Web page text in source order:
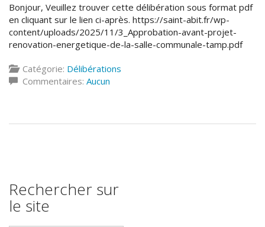
Bonjour, Veuillez trouver cette délibération sous format pdf
en cliquant sur le lien ci-après. https://saint-abit.fr/wp-
content/uploads/2025/11/3_Approbation-avant-projet-
renovation-energetique-de-la-salle-communale-tamp.pdf
Catégorie: Délibérations
Commentaires: Aucun
Rechercher sur
le site